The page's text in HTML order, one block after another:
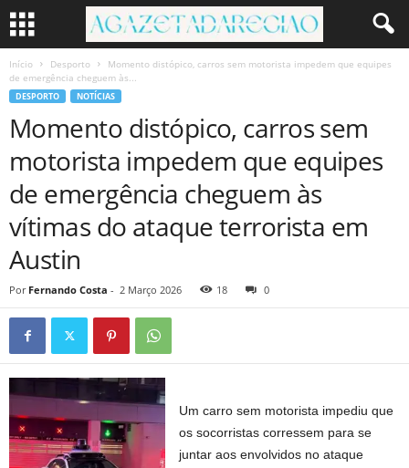
Início Desporto
Momento distópico, carros sem motorista impedem que equipes
de emergência cheguem às...
DESPORTO NOTÍCIAS
Momento distópico, carros sem
motorista impedem que equipes
de emergência cheguem às
vítimas do ataque terrorista em
Austin
Por Fernando Costa - 2 Março 2026 18 0
Um carro sem motorista impediu que
os socorristas corressem para se
juntar aos envolvidos no ataque